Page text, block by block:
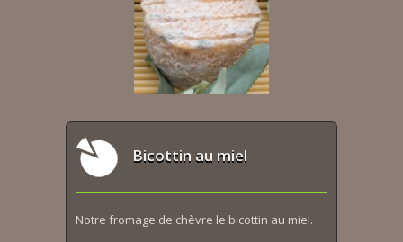
Bicottin au miel
Notre fromage de chèvre le bicottin au miel.